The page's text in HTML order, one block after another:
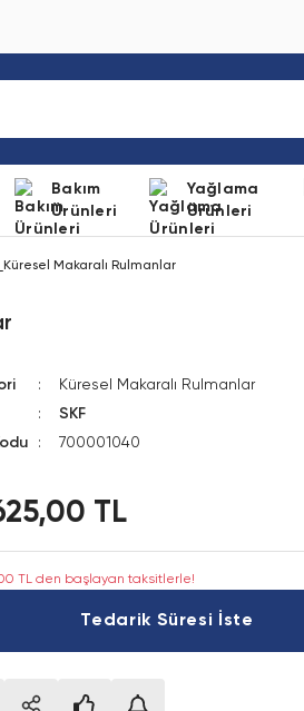
Bakım
Ürünleri
Yağlama
Ürünleri
Makaralı Rulmanlar
Küresel Makaralı Rulmanlar
SKF
700001040
TL
TL den başlayan taksitlerle!
Tedarik Süresi İste